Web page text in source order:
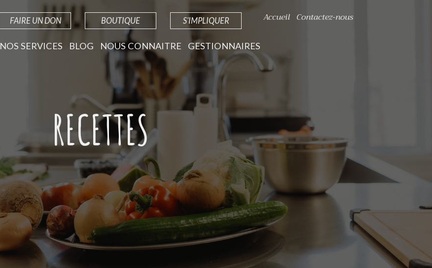
FAIRE UN DON BOUTIQUE S'IMPLIQUER Accueil Contactez-nous
NOS SERVICES BLOG NOUS CONNAITRE GESTIONNAIRES
RECETTES